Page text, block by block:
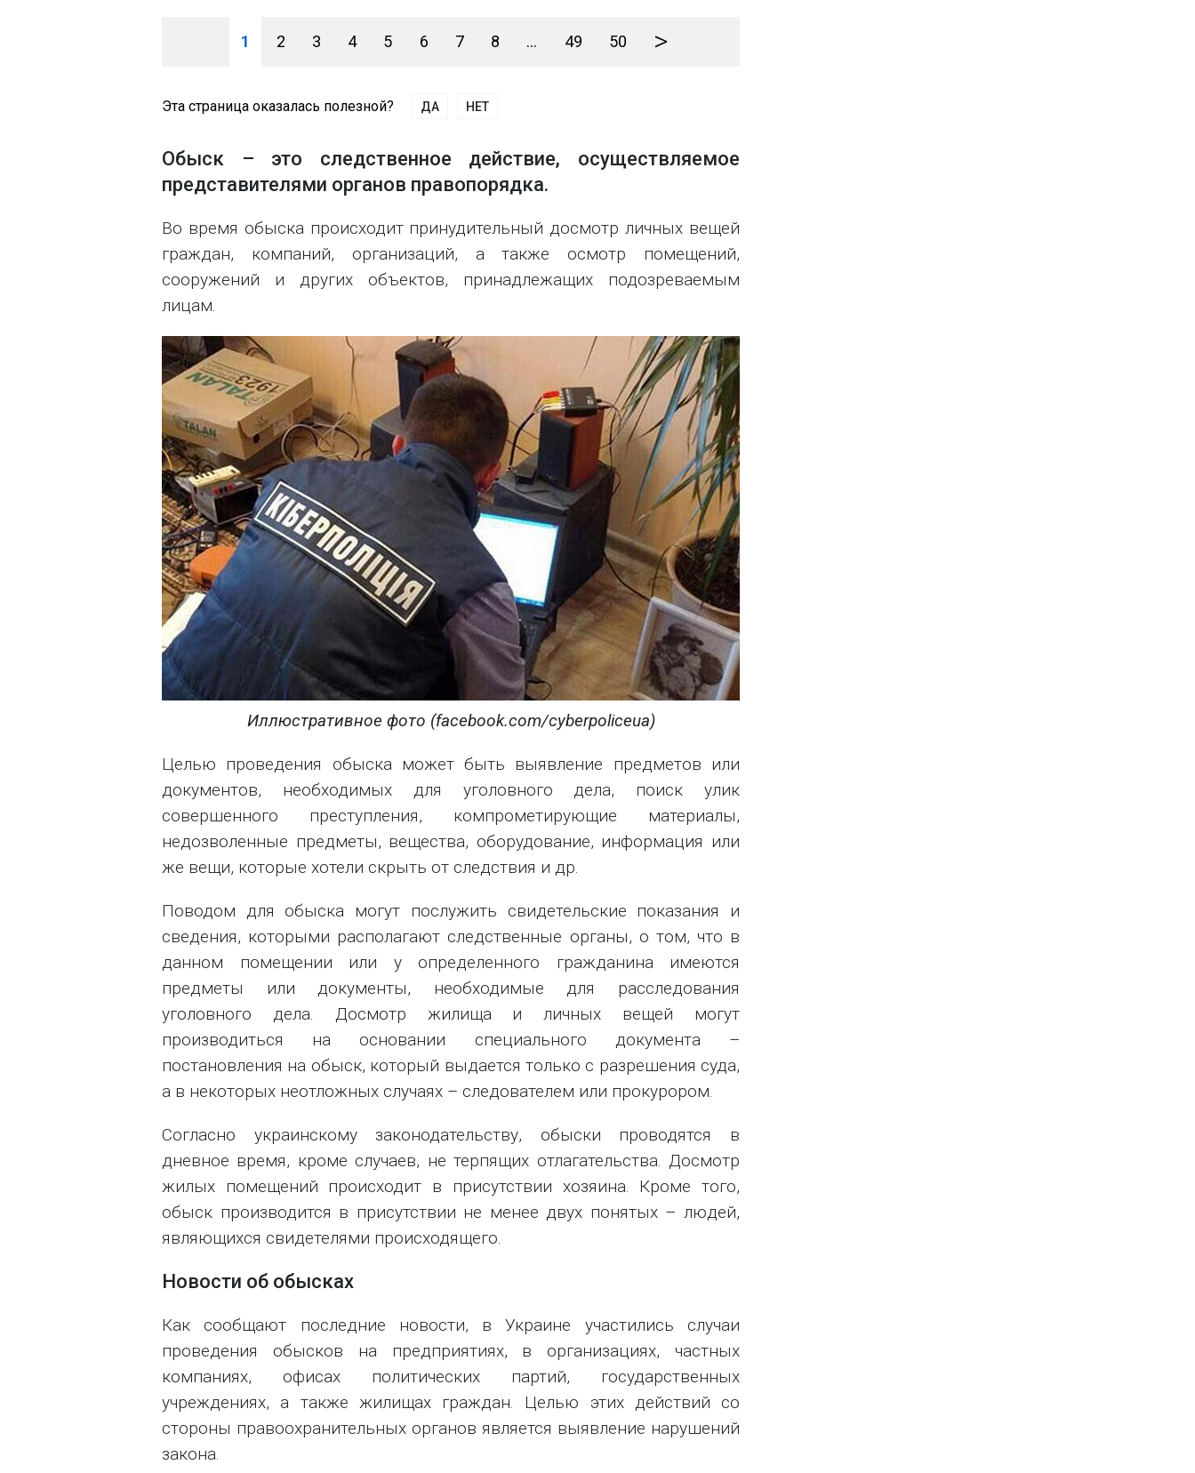
1 2 3 4 5 6 7 8 ... 49 50 >
Эта страница оказалась полезной? ДА НЕТ
Обыск – это следственное действие, осуществляемое
представителями органов правопорядка.
Во время обыска происходит принудительный досмотр личных вещей
граждан, компаний, организаций, а также осмотр помещений,
сооружений и других объектов, принадлежащих подозреваемым
лицам.
Иллюстративное фото (facebook.com/cyberpoliceua)
Целью проведения обыска может быть выявление предметов или
документов, необходимых для уголовного дела, поиск улик
совершенного преступления, компрометирующие материалы,
недозволенные предметы, вещества, оборудование, информация или
же вещи, которые хотели скрыть от следствия и др.
Поводом для обыска могут послужить свидетельские показания и
сведения, которыми располагают следственные органы, о том, что в
данном помещении или у определенного гражданина имеются
предметы или документы, необходимые для расследования
уголовного дела. Досмотр жилища и личных вещей могут
производиться на основании специального документа –
постановления на обыск, который выдается только с разрешения суда,
а в некоторых неотложных случаях – следователем или прокурором.
Согласно украинскому законодательству, обыски проводятся в
дневное время, кроме случаев, не терпящих отлагательства. Досмотр
жилых помещений происходит в присутствии хозяина. Кроме того,
обыск производится в присутствии не менее двух понятых – людей,
являющихся свидетелями происходящего.
Новости об обысках
Как сообщают последние новости, в Украине участились случаи
проведения обысков на предприятиях, в организациях, частных
компаниях, офисах политических партий, государственных
учреждениях, а также жилищах граждан. Целью этих действий со
стороны правоохранительных органов является выявление нарушений
закона.